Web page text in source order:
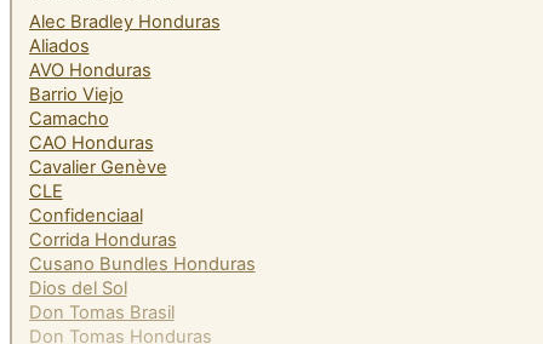
Alec Bradley Honduras
Aliados
AVO Honduras
Barrio Viejo
Camacho
CAO Honduras
Cavalier Genève
CLE
Confidenciaal
Corrida Honduras
Cusano Bundles Honduras
Dios del Sol
Don Tomas Brasil
Don Tomas Honduras